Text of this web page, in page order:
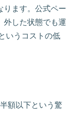
ります。公式ペー
外した状態でも運
いうコストの低
額以下という驚